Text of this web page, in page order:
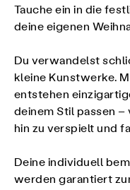
Tauche ein in die
deine eigenen
Du verwandelst
kleine Kunstwerke.
entstehen
deinem Stil passen –
hin zu verspielt und
Deine individuell
werden garantiert